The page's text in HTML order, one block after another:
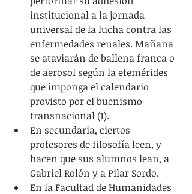
institucional a la jornada
universal de la lucha contra las
enfermedades renales. Mañana
se ataviarán de ballena franca o
de aerosol según la efemérides
que imponga el calendario
provisto por el buenismo
transnacional (1).
En secundaria, ciertos
profesores de filosofía leen, y
hacen que sus alumnos lean, a
Gabriel Rolón y a Pilar Sordo.
En la Facultad de Humanidades